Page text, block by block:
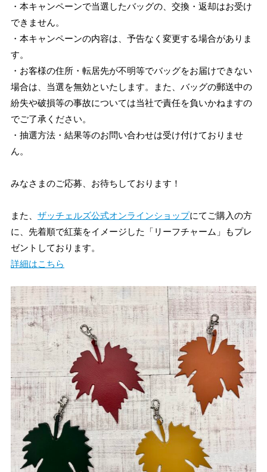
・本キャンペーンで当選したバッグの、交換・返却はお受け
できません。
・本キャンペーンの内容は、予告なく変更する場合がありま
す。
・お客様の住所・転居先が不明等でバッグをお届けできない
場合は、当選を無効といたします。また、バッグの郵送中の
紛失や破損等の事故については当社で責任を負いかねますの
でご了承ください。
・抽選方法・結果等のお問い合わせは受け付けておりませ
ん。
みなさまのご応募、お待ちしております！
また、 ザッチェルズ公式オンラインショップにてご購入の方
に、先着順で紅葉をイメージした「リーフチャーム」もプレ
ゼントしております。
詳細はこちら